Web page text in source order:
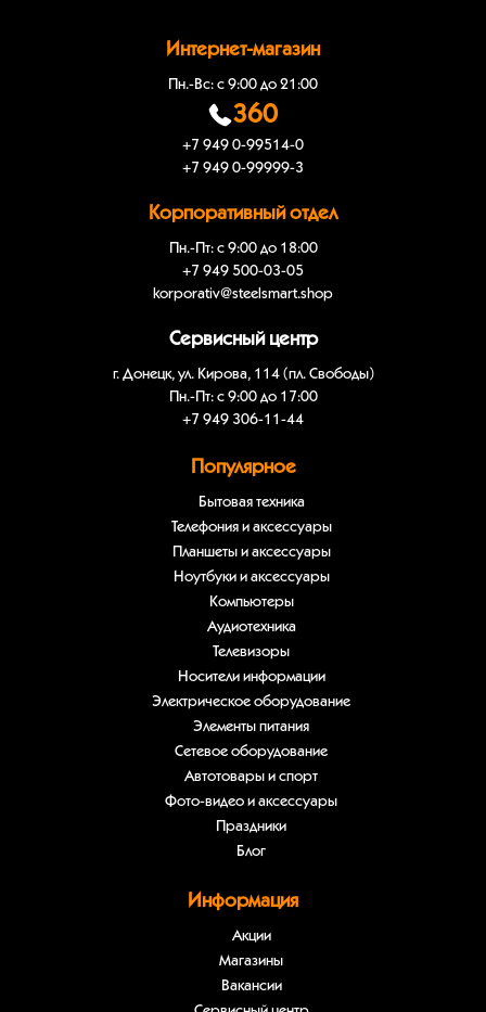
Интернет-магазин
Пн.-Вс: с 9:00 до 21:00
360
+7 949 0-99514-0
+7 949 0-99999-3
Корпоративный отдел
Пн.-Пт: с 9:00 до 18:00
+7 949 500-03-05
korporativ@steelsmart.shop
Сервисный центр
г. Донецк, ул. Кирова, 114 (пл. Свободы)
Пн.-Пт: с 9:00 до 17:00
+7 949 306-11-44
Популярное
Бытовая техника
Телефония и аксессуары
Планшеты и аксессуары
Ноутбуки и аксессуары
Компьютеры
Аудиотехника
Телевизоры
Носители информации
Электрическое оборудование
Элементы питания
Сетевое оборудование
Автотовары и спорт
Фото-видео и аксессуары
Праздники
Блог
Информация
Акции
Магазины
Вакансии